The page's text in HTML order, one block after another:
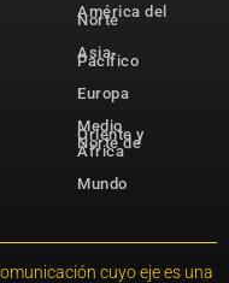
América del
Norte
Asia-
Pacífico
Europa
Medio
Oriente y
Norte de
África
Mundo
cuyo eje es una